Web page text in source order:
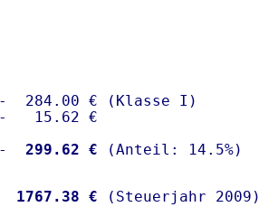
284.00 € (Klasse I)
15.62 €
  299.62 €
1767.38 € (Steuerjahr 2009)